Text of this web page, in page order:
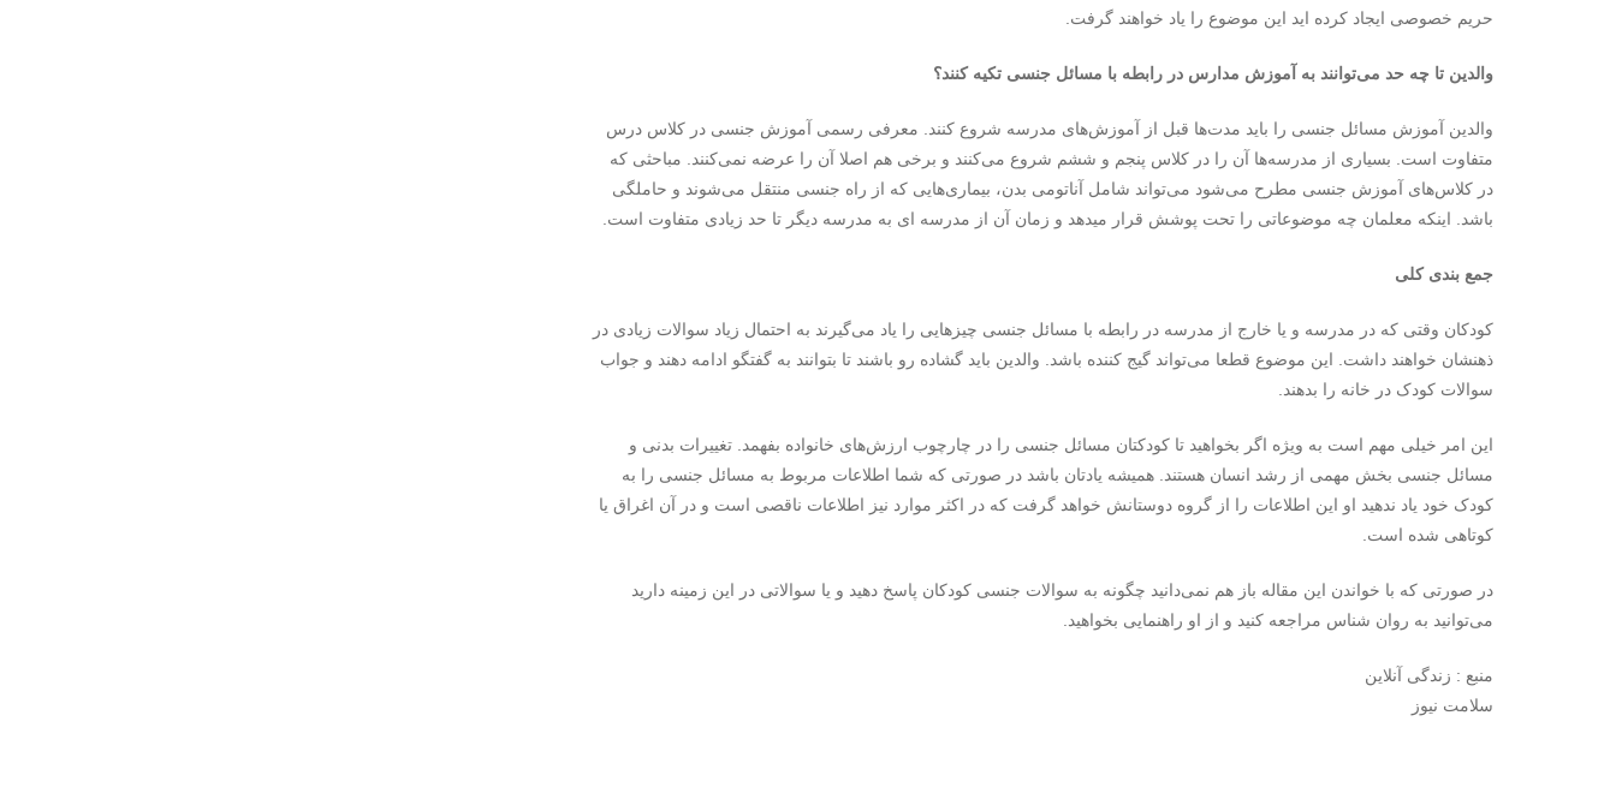
حریم خصوصی ایجاد کرده اید این موضوع را یاد خواهند گرفت.
والدین تا چه حد می‌‌توانند به آموزش مدارس در رابطه با مسائل جنسی تکیه کنند؟
والدین آموزش مسائل جنسی را باید مدت‌‌ها قبل از آموزش‌‌های مدرسه شروع کنند. معرفی رسمی آموزش جنسی در کلاس درس
متفاوت است. بسیاری از مدرسه‌‌ها آن را در کلاس پنجم و ششم شروع می‌کنند و برخی هم اصلا آن را عرضه نمی‌کنند. مباحثی که
در کلاس‌‌های آموزش جنسی مطرح می‌شود می‌تواند شامل آناتومی بدن، بیماری‌‌هایی که از راه جنسی منتقل می‌شوند و حاملگی
باشد. اینکه معلمان چه موضوعاتی را تحت پوشش قرار میدهد و زمان آن از مدرسه ای به مدرسه دیگر تا حد زیادی متفاوت است.
جمع بندی کلی
کودکان وقتی که در مدرسه و یا خارج از مدرسه در رابطه با مسائل جنسی چیزهایی را یاد می‌گیرند به احتمال زیاد سوالات زیادی در
ذهنشان خواهند داشت. این موضوع قطعا می‌تواند گیج کننده باشد. والدین باید گشاده رو باشند تا بتوانند به گفتگو ادامه دهند و جواب
سوالات کودک در خانه را بدهند.
این امر خیلی مهم است به ویژه اگر بخواهید تا کودکتان مسائل جنسی را در چارچوب ارزش‌های خانواده بفهمد. تغییرات بدنی و
مسائل جنسی بخش مهمی از رشد انسان هستند. همیشه یادتان باشد در صورتی که شما اطلاعات مربوط به مسائل جنسی را به
کودک خود یاد ندهید او این اطلاعات را از گروه دوستانش خواهد گرفت که در اکثر موارد نیز اطلاعات ناقصی است و در آن اغراق یا
کوتاهی شده است.
در صورتی که با خواندن این مقاله باز هم نمی‌دانید چگونه به سوالات جنسی کودکان پاسخ دهید و یا سوالاتی در این زمینه دارید
می‌توانید به روان شناس مراجعه کنید و از او راهنمایی بخواهید.
منبع : زندگی آنلاین
سلامت نیوز